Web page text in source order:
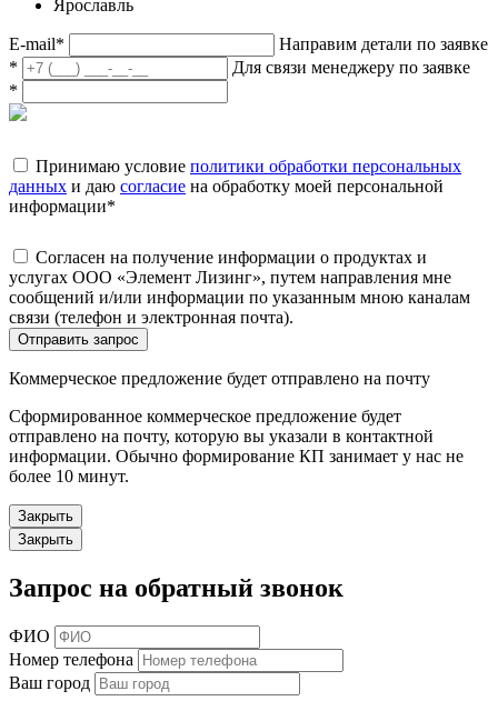
Ярославль
E-mail*
Направим детали по заявке
*
Для связи менеджеру по заявке
*
Принимаю условие политики обработки персональных
данных и даю согласие на обработку моей персональной
информации*
Согласен на получение информации о продуктах и
услугах ООО «Элемент Лизинг», путем направления мне
сообщений и/или информации по указанным мною каналам
связи (телефон и электронная почта).
Отправить запрос
Коммерческое предложение будет отправлено на почту
Сформированное коммерческое предложение будет
отправлено на почту, которую вы указали в контактной
информации. Обычно формирование КП занимает у нас не
более 10 минут.
Закрыть
Закрыть
Запрос на обратный звонок
ФИО
Номер телефона
Ваш город